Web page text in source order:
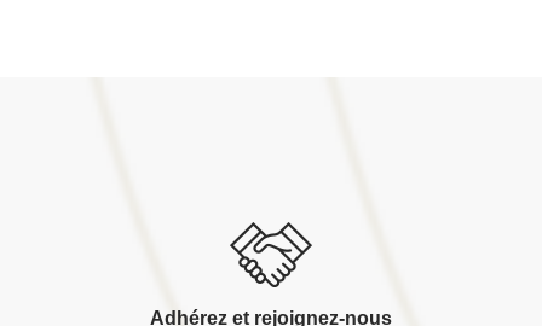
Adhérez et rejoignez-nous